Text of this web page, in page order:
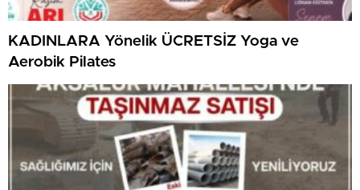
KADINLARA Yönelik ÜCRETSİZ Yoga ve
Aerobik Pilates